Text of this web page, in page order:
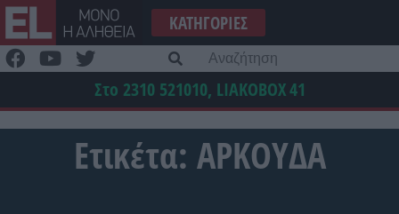
Μετάβαση
στο
περιεχόμενο
ΚΑΤΗΓΟΡΊΕΣ
Στο 2310 521010, LIAKOBOX41
Ετικέτα: ΑΡΚΟΥΔΑ